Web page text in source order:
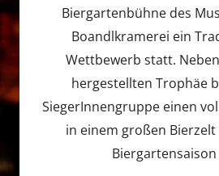
Biergartenbühne des
Boandlkramerei ein
Wettbewerb statt.
hergestellten Trophäe
SiegerInnengruppe einen
in einem großen
Biergartensaison